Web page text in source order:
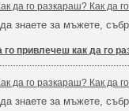
да го разкараш? Как да
знаете за мъжете,
го привлечеш как да го
да го разкараш? Как да
знаете за мъжете,